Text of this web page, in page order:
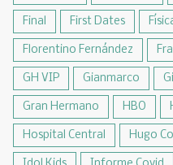
Final First Dates
Florentino Fernández
GH VIP Gianmarco
Gran Hermano HBO
Hospital Central Hugo